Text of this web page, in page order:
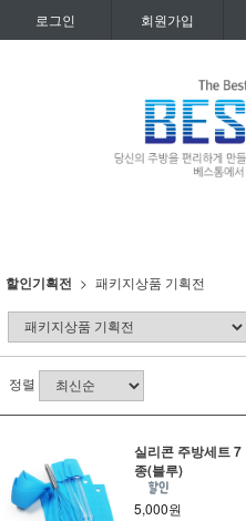
로그인 회원가입
할인기획전 패키지상품 기획전
정렬
실리콘 주방세트 7
종(블루)
5,000원